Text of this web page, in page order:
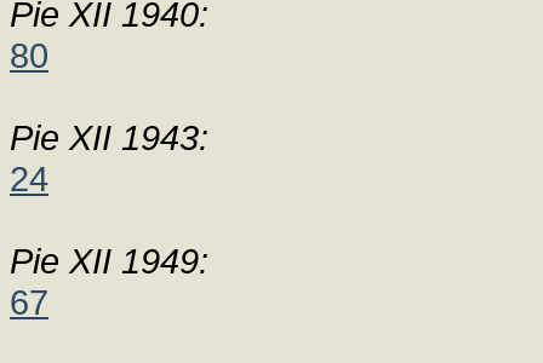
Pie XII 1940:
80
Pie XII 1943:
24
Pie XII 1949:
67